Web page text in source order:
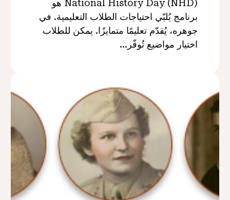
National History Day (NHD) هو
برنامج يُلبّي احتياجات الطلاب التعليمية. في
جوهره، يُقدّم تعليمًا متمايزًا. يمكن للطلاب
اختيار مواضيع تُوفّر...